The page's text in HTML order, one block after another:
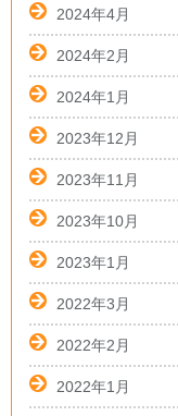
2024年4月
2024年2月
2024年1月
2023年12月
2023年11月
2023年10月
2023年1月
2022年3月
2022年2月
2022年1月